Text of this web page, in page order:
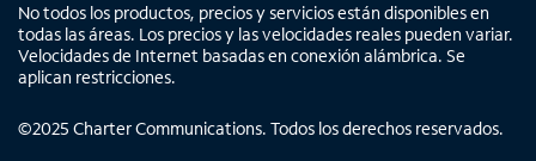
No todos los productos, precios y servicios están disponibles en
todas las áreas. Los precios y las velocidades reales pueden variar.
Velocidades de Internet basadas en conexión alámbrica. Se
aplican restricciones.
©2025 Charter Communications. Todos los derechos reservados.